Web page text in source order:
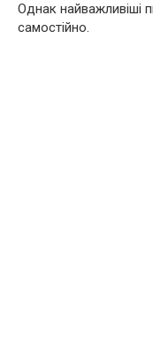
Однак найважливіші
самостійно.